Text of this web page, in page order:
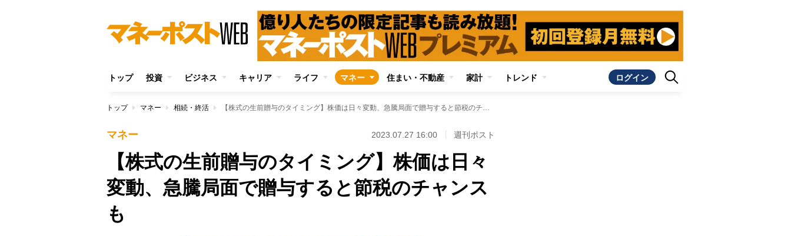
トップ 投資 ビジネス キャリア ライフ マネー 住まい・不動産 家計 トレンド ログイン
トップ マネー 相続・終活 【株式の生前贈与のタイミング】株価は日々変動、急騰局面で贈与すると節税のチャンスも
マネー 2023.07.27 16:00 週刊ポスト
【株式の生前贈与のタイミング】株価は日々
変動、急騰局面で贈与すると節税のチャンス
も